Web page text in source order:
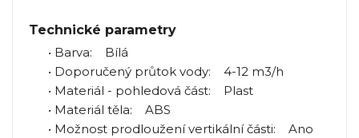
Technické parametry
• Barva: Bílá
• Doporučený průtok vody: 4-12 m3/h
• Materiál - pohledová část: Plast
• Materiál těla: ABS
• Možnost prodloužení vertikální části: Ano